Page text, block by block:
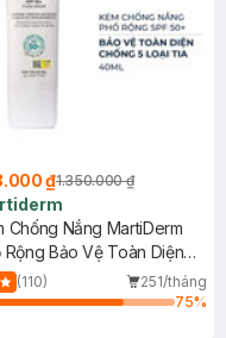
₫1.350.000 ₫
Chống Nắng MartiDerm
Rộng Bảo Vệ Toàn Diện
(110)
251/tháng
75%